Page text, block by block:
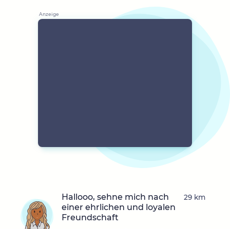
Hallooo, sehne mich nach
einer ehrlichen und loyalen
Freundschaft
29 km